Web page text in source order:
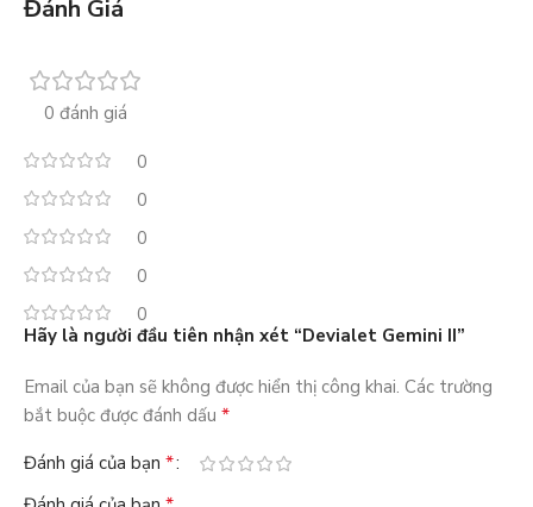
Đánh Giá
0 đánh giá
0
0
0
0
0
Hãy là người đầu tiên nhận xét “Devialet Gemini II”
Email của bạn sẽ không được hiển thị công khai. Các trường
bắt buộc được đánh dấu *
Đánh giá của bạn *